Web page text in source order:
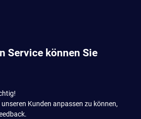
Service können Sie
Kunden anpassen zu können,